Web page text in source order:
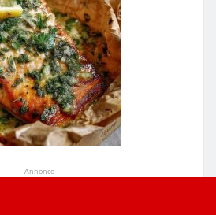
Annonce